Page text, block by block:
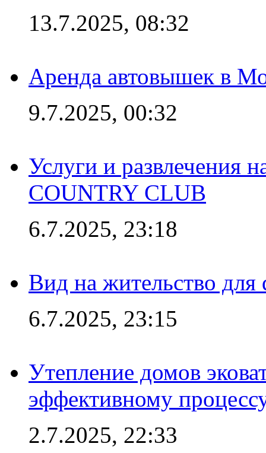
13.7.2025, 08:32
Аренда автовышек в
9.7.2025, 00:32
Услуги и развлечения
COUNTRY CLUB
6.7.2025, 23:18
Вид на жительство
6.7.2025, 23:15
Утепление домов
эффективному
2.7.2025, 22:33